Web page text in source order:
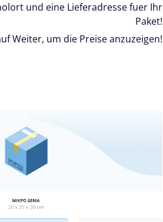
und eine Lieferadresse fuer Ihr
Paket!
Weiter, um die Preise anzuzeigen!